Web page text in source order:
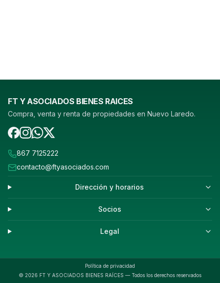
FT Y ASOCIADOS BIENES RAICES
Compra, venta y renta de propiedades en Nuevo Laredo.
867 7125222
contacto@ftyasociados.com
Dirección y horarios
Socios
Legal
Política de privacidad
© 2026 FT Y ASOCIADOS BIENES RAÍCES — Todos los derechos reservados